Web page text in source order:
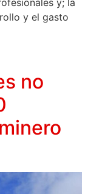
y el gasto
no